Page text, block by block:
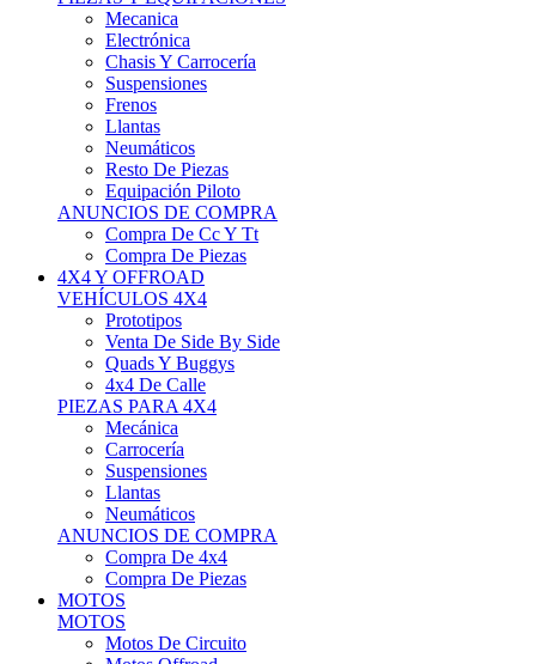
Mecanica
Electrónica
Chasis Y Carrocería
Suspensiones
Frenos
Llantas
Neumáticos
Resto De Piezas
Equipación Piloto
ANUNCIOS DE COMPRA
Compra De Cc Y Tt
Compra De Piezas
4X4 Y OFFROAD
VEHÍCULOS 4X4
Prototipos
Venta De Side By Side
Quads Y Buggys
4x4 De Calle
PIEZAS PARA 4X4
Mecánica
Carrocería
Suspensiones
Llantas
Neumáticos
ANUNCIOS DE COMPRA
Compra De 4x4
Compra De Piezas
MOTOS
MOTOS
Motos De Circuito